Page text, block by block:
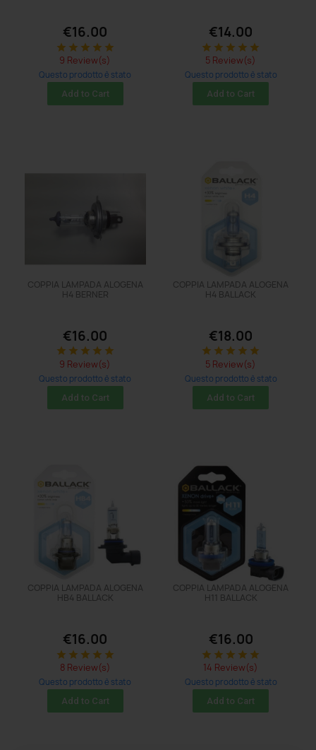
€16.00
star star star star star
9 Review(s)
Questo prodotto è stato
acquistato: 11 times
Add to Cart
€14.00
star star star star star
5 Review(s)
Questo prodotto è stato
acquistato: 5 times
Add to Cart
COPPIA LAMPADA ALOGENA
H4 BERNER
€16.00
star star star star star
9 Review(s)
Questo prodotto è stato
acquistato: 5 times
Add to Cart
COPPIA LAMPADA ALOGENA
H4 BALLACK
€18.00
star star star star star
5 Review(s)
Questo prodotto è stato
acquistato: 8 times
Add to Cart
COPPIA LAMPADA ALOGENA
HB4 BALLACK
€16.00
star star star star star
8 Review(s)
Questo prodotto è stato
acquistato: 8 times
Add to Cart
COPPIA LAMPADA ALOGENA
H11 BALLACK
€16.00
star star star star star
14 Review(s)
Questo prodotto è stato
acquistato: 8 times
Add to Cart